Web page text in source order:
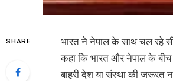
SHARE
भारत ने नेपाल के साथ चल रहे
कहा कि भारत और नेपाल के बीच
बाहरी देश या संस्था की जरूरत